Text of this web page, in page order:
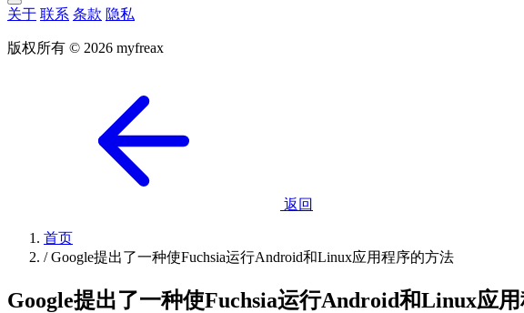
关于 联系 条款 隐私
版权所有 © 2026 myfreax
返回
首页
/ Google提出了一种使Fuchsia运行Android和Linux应用程序的方法
Google提出了一种使Fuchsia运行Android和Linux应